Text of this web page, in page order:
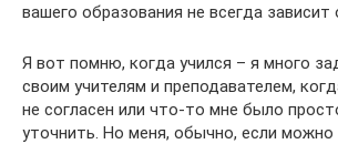
вашего образования не всегда зависит
Я вот помню, когда учился – я много
своим учителям и преподавателем,
не согласен или что-то мне было
уточнить. Но меня, обычно, если можно